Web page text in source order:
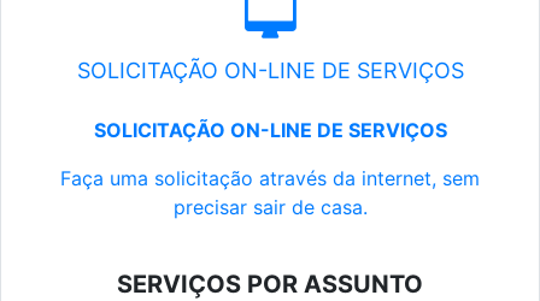
SOLICITAÇÃO ON-LINE DE SERVIÇOS
SOLICITAÇÃO ON-LINE DE SERVIÇOS
Faça uma solicitação através da internet, sem
precisar sair de casa.
SERVIÇOS POR ASSUNTO